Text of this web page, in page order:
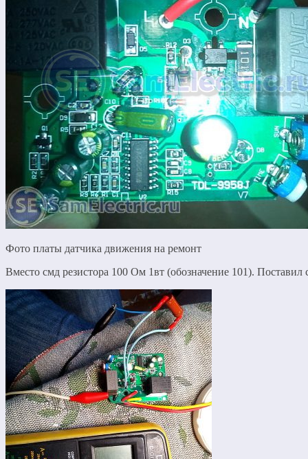
Фото платы датчика движения на ремонт
Вместо смд резистора 100 Ом 1вт (обозначение 101).